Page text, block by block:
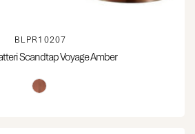
BLPR10207
Scandtap Voyage Amber